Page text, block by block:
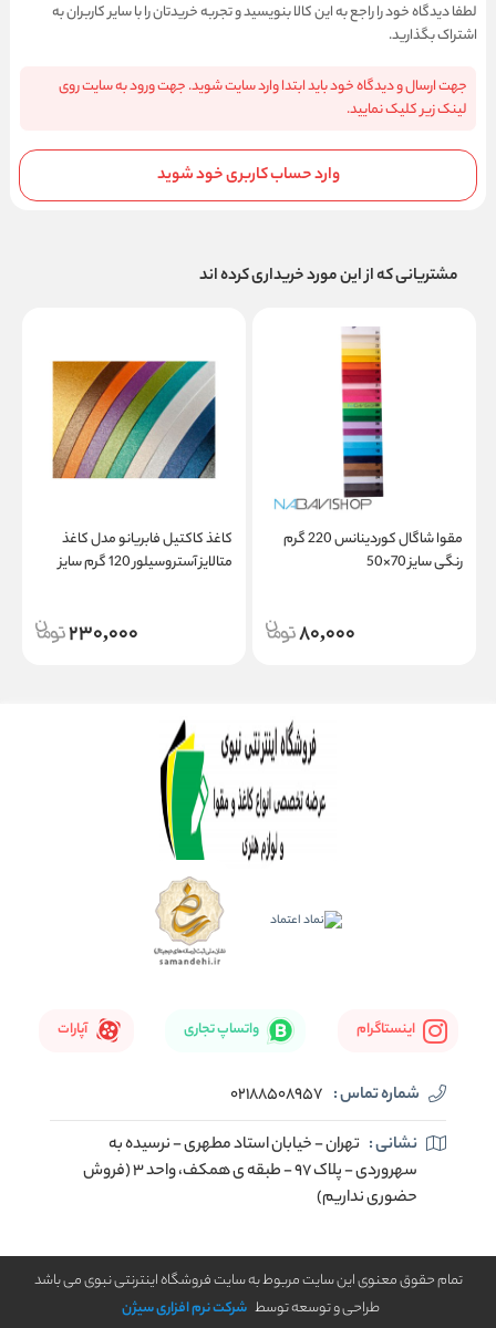
لطفا دیدگاه خود را راجع به این کالا بنویسید و تجربه خریدتان را با سایر کاربران به
اشتراک بگذارید.
جهت ارسال و دیدگاه خود باید ابتدا وارد سایت شوید. جهت ورود به سایت روی
لینک زیر کلیک نمایید.
وارد حساب کاربری خود شوید
مشتریانی که از این مورد خریداری کرده اند
مقوا شاگال کوردینانس 220 گرم
رنگی سایز 70×50
80,000
کاغذ کاکتیل فابریانو مدل کاغذ
متالایز آستروسیلور 120 گرم سایز
230,000
اینستاگرام واتساپ تجاری آپارات
شماره تماس : 02188508957
نشانی : تهران - خیابان استاد مطهری - نرسیده به
سهروردی - پلاک 97 - طبقه ی همکف، واحد 3 (فروش
حضوری نداریم)
تمام حقوق معنوی این سایت مربوط به سایت فروشگاه اینترنتی نبوی می باشد
طراحی و توسعه توسط شرکت نرم افزاری سیژن